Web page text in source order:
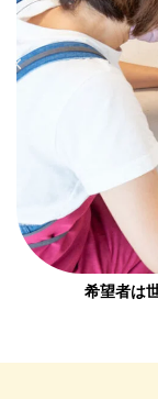
希望者は